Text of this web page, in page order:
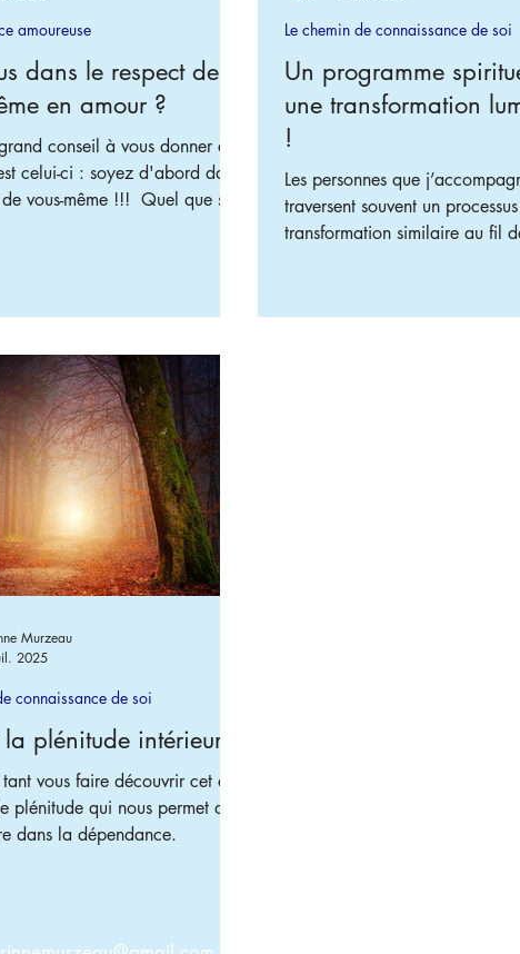
dans le respect de
en amour ?
conseil à vous donner en
celui-ci : soyez d'abord dans
même !!! ​ Quel que soit
amoureuse
Un programme
une transformation
!
Les personnes que
traversent souvent un
transformation similaire au fil
chacune d’elles, je rencontre
Le chemin de connaissance de soi
la plénitude intérieure
tant vous faire découvrir cet état
plénitude qui nous permet de
dans la dépendance.
connaissance de soi
Murzeau
2025